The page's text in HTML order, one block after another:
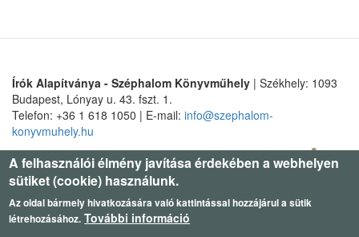
Írók Alapítványa - Széphalom Könyvműhely | Székhely: 1093
Budapest, Lónyay u. 43. fszt. 1.
Telefon: +36 1 618 1050 | E-mail: info@szephalom-
konyvmuhely.hu
A felhasználói élmény javítása érdekében a webhelyen
sütiket (cookie) használunk.
Az oldal bármely hivatkozására való kattintással hozzájárul a sütik
létrehozásához. További információ